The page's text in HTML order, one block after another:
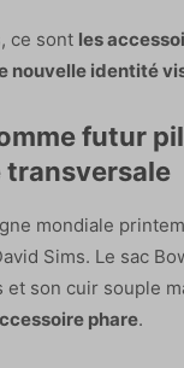
ce sont les
nouvelle identité
futur
transversale
mondiale
Sims. Le sac
son cuir souple
phare.